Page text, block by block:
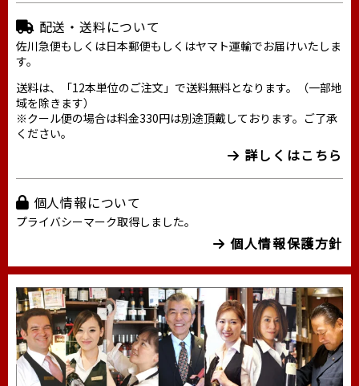
配送・送料について
佐川急便もしくは日本郵便もしくはヤマト運輸でお届けいたしま
す。
送料は、「12本単位のご注文」で送料無料となります。（一部地
域を除きます）
※クール便の場合は料金330円は別途頂戴しております。ご了承
ください。
詳しくはこちら
個人情報について
プライバシーマーク取得しました。
個人情報保護方針